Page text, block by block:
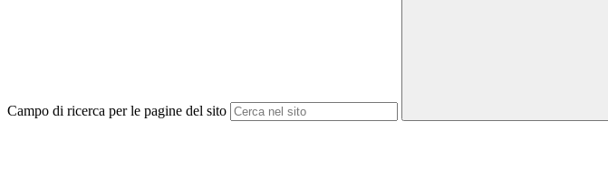
Campo di ricerca per le pagine del sito